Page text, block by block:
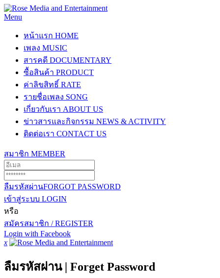
Menu
หน้าแรก HOME
เพลง MUSIC
สารคดี DOCUMENTARY
ซื้อสินค้า PRODUCT
ค่าลิขสิทธิ์ RATE
รายชื่อเพลง SONG
เกี่ยวกับเรา ABOUT US
ข่าวสารและกิจกรรม NEWS & ACTIVITY
ติดต่อเรา CONTACT US
สมาชิก MEMBER
ลืมรหัสผ่านFORGOT PASSWORD
เข้าสู่ระบบ LOGIN
หรือ
สมัครสมาชิก / REGISTER
Login with Facebook
x
ลืมรหัสผ่าน | Forget Password